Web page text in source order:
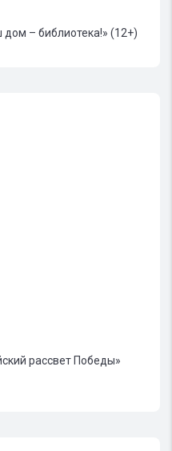
– библиотека!» (12+)
рассвет Победы»